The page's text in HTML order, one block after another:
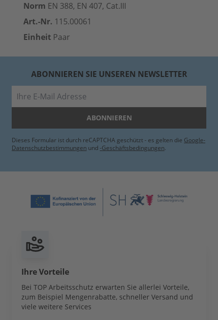
Norm EN 388, EN 407, Cat.III
Art.-Nr. 115.00061
Einheit Paar
ABONNIEREN SIE UNSEREN NEWSLETTER
ABONNIEREN
Dieses Formular ist durch reCAPTCHA geschützt - es gelten die Google-
Datenschutzbestimmungen und -Geschäftsbedingungen.
Ihre Vorteile
Bei TOP Arbeitsschutz erwarten Sie allerlei Vorteile,
zum Beispiel Mengenrabatte, schneller Versand und
viele weitere Services